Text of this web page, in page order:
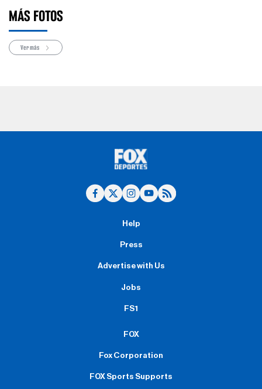
MÁS FOTOS
Ver más
Help
Press
Advertise with Us
Jobs
FS1
FOX
Fox Corporation
FOX Sports Supports